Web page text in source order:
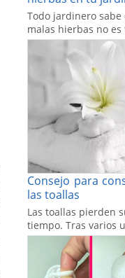
Todo jardinero sabe
malas hierbas no
Consejo para
las toallas
Las toallas pierden
tiempo. Tras varios